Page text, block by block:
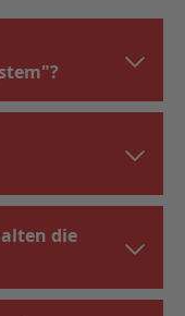
die